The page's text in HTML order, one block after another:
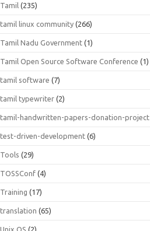
Tamil (235)
tamil linux community (266)
Tamil Nadu Government (1)
Tamil Open Source Software Conference (1)
tamil software (7)
tamil typewriter (2)
tamil-handwritten-papers-donation-project
test-driven-development (6)
Tools (29)
TOSSConf (4)
Training (17)
translation (65)
Unix OS (2)